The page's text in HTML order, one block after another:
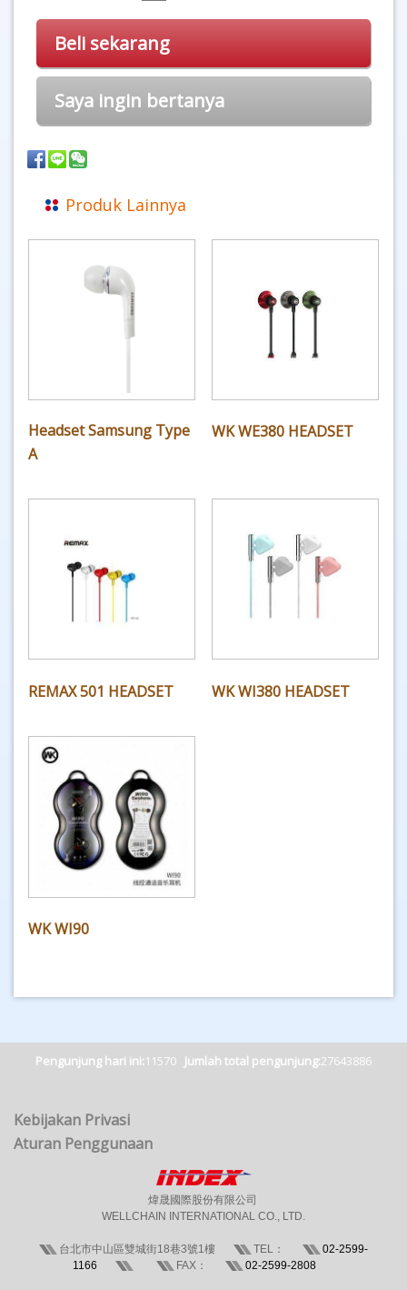
Beli sekarang
Saya ingin bertanya
Produk Lainnya
Headset Samsung Type
A
WK WE380 HEADSET
REMAX 501 HEADSET WK WI380 HEADSET
WK WI90
Pengunjung hari ini:11570 Jumlah total pengunjung:27643886
Kebijakan Privasi
Aturan Penggunaan
煒晟國際股份有限公司
WELLCHAIN INTERNATIONAL CO., LTD.
台北市中山區雙城街18巷3號1樓 TEL：
02-2599-
1166
FAX： 02-2599-2808